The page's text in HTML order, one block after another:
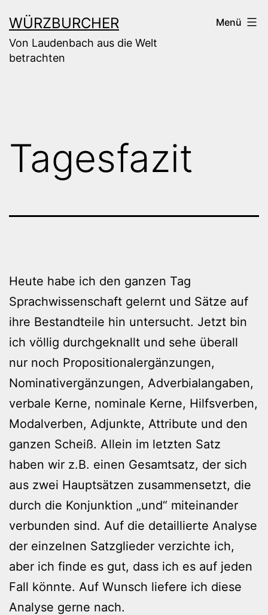
Inhalt
springen
WÜRZBURCHER
Von Laudenbach aus die Welt
betrachten
Menü
Tagesfazit
Heute habe ich den ganzen Tag
Sprachwissenschaft gelernt und Sätze auf
ihre Bestandteile hin untersucht. Jetzt bin
ich völlig durchgeknallt und sehe überall
nur noch Propositionalergänzungen,
Nominativergänzungen, Adverbialangaben,
verbale Kerne, nominale Kerne, Hilfsverben,
Modalverben, Adjunkte, Attribute und den
ganzen Scheiß. Allein im letzten Satz
haben wir z.B. einen Gesamtsatz, der sich
aus zwei Hauptsätzen zusammensetzt, die
durch die Konjunktion „und“ miteinander
verbunden sind. Auf die detaillierte Analyse
der einzelnen Satzglieder verzichte ich,
aber ich finde es gut, dass ich es auf jeden
Fall könnte. Auf Wunsch liefere ich diese
Analyse gerne nach.